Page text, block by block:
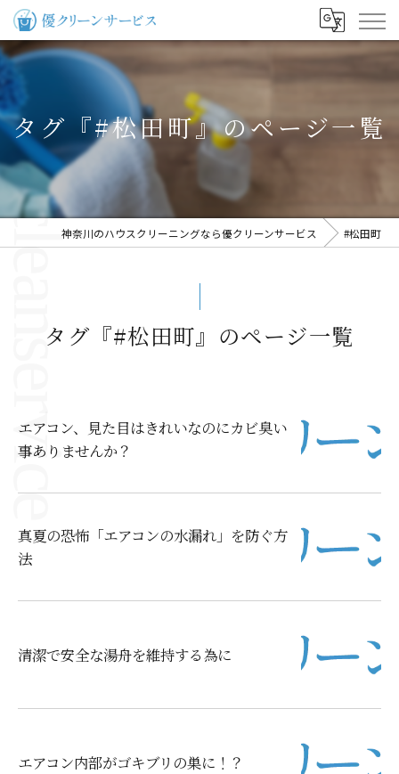
タグ『#松田町』のページ一覧
神奈川のハウスクリーニングなら優クリーンサービス #松田町
タグ『#松田町』のページ一覧
エアコン、見た目はきれいなのにカビ臭い
事ありませんか？
真夏の恐怖「エアコンの水漏れ」を防ぐ方
法
清潔で安全な湯舟を維持する為に
エアコン内部がゴキブリの巣に！？